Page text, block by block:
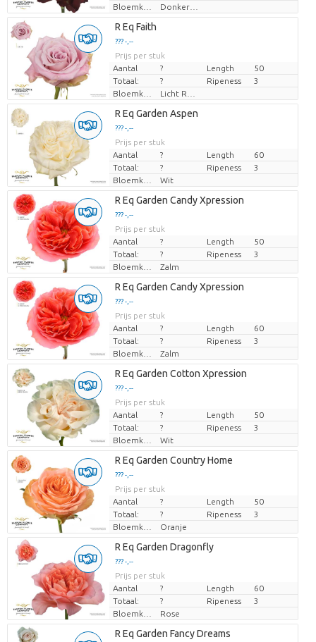
Bloemkleur
Donkerbruin
R Eq Faith
??? -,--
Prijs per stuk
Aantal
? Length
50
Totaal:
? Ripeness
3
Bloemkleur
R Eq Garden Aspen
??? -,--
Prijs per stuk
Aantal
? Length
60
Totaal:
? Ripeness
3
Bloemkleur
Wit
R Eq Garden Candy Xpression
??? -,--
Prijs per stuk
Aantal
? Length
50
Totaal:
? Ripeness
3
Bloemkleur
Zalm
R Eq Garden Candy Xpression
??? -,--
Prijs per stuk
Aantal
? Length
60
Totaal:
? Ripeness
3
Bloemkleur
Zalm
R Eq Garden Cotton Xpression
??? -,--
Prijs per stuk
Aantal
? Length
50
Totaal:
? Ripeness
3
Bloemkleur
Wit
R Eq Garden Country Home
??? -,--
Prijs per stuk
Aantal
? Length
50
Totaal:
? Ripeness
3
Bloemkleur
Oranje
R Eq Garden Dragonfly
??? -,--
Prijs per stuk
Aantal
? Length
60
Totaal:
? Ripeness
3
Bloemkleur
Rose
R Eq Garden Fancy Dreams